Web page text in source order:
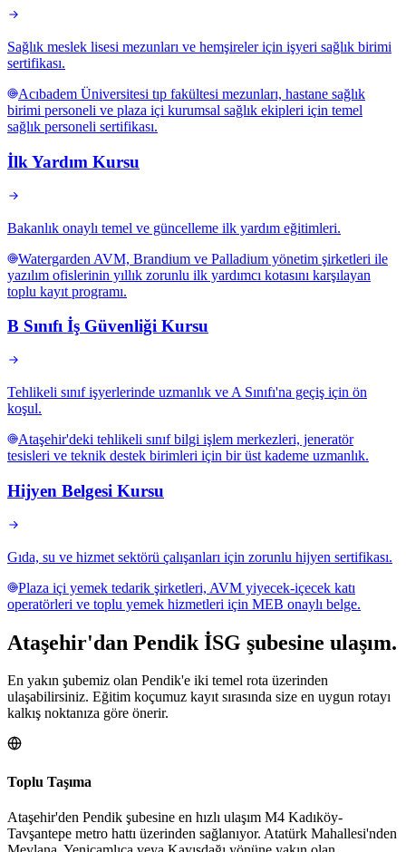
Sağlık meslek lisesi mezunları ve hemşireler için işyeri sağlık birimi
sertifikası.
Acıbadem Üniversitesi tıp fakültesi mezunları, hastane sağlık
birimi personeli ve plaza içi kurumsal sağlık ekipleri için temel
sağlık personeli sertifikası.
İlk Yardım Kursu
Bakanlık onaylı temel ve güncelleme ilk yardım eğitimleri.
Watergarden AVM, Brandium ve Palladium yönetim şirketleri ile
yazılım ofislerinin yıllık zorunlu ilk yardımcı kotasını karşılayan
toplu kayıt programı.
B Sınıfı İş Güvenliği Kursu
Tehlikeli sınıf işyerlerinde uzmanlık ve A Sınıfı'na geçiş için ön
koşul.
Ataşehir'deki tehlikeli sınıf bilgi işlem merkezleri, jeneratör
tesisleri ve teknik destek birimleri için bir üst kademe uzmanlık.
Hijyen Belgesi Kursu
Gıda, su ve hizmet sektörü çalışanları için zorunlu hijyen sertifikası.
Plaza içi yemek tedarik şirketleri, AVM yiyecek-içecek katı
operatörleri ve toplu yemek hizmetleri için MEB onaylı belge.
Ataşehir'dan Pendik İSG şubesine ulaşım.
En yakın şubemiz olan Pendik'e iki temel rota üzerinden
ulaşabilirsiniz. Eğitim koçumuz kayıt sırasında size en uygun rotayı
kalkış noktanıza göre önerir.
Toplu Taşıma
Ataşehir'den Pendik şubesine en hızlı ulaşım M4 Kadıköy-
Tavşantepe metro hattı üzerinden sağlanıyor. Atatürk Mahallesi'nden